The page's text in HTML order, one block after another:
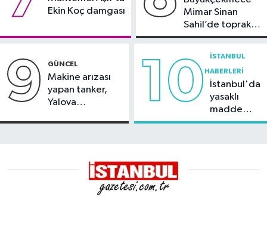
Ekin Koç damgası
Mimar Sinan
Sahil’de toprak
kayması
9 GÜNCEL
Makine arızası
yapan tanker,
Yalova
10 İSTANBUL
HABERLERI
İstanbul'da
yasaklı
madde
operasyonu